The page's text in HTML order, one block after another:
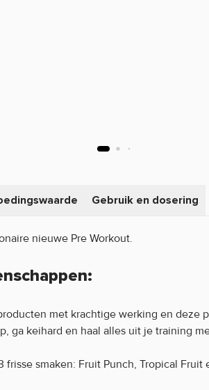
Gebruik en dosering
nieuwe Pre Workout.
met krachtige werking en deze
ga keihard en haal alles uit je training
smaken: Fruit Punch, Tropical Fruit